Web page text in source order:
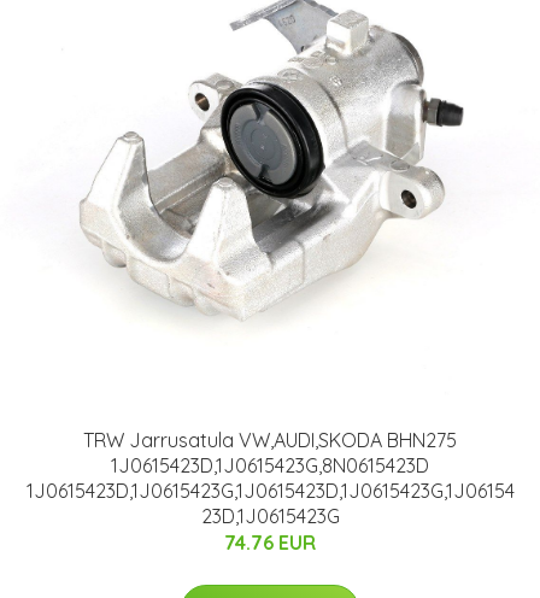
TRW Jarrusatula VW,AUDI,SKODA BHN275
1J0615423D,1J0615423G,8N0615423D
1J0615423D,1J0615423G,1J0615423D,1J0615423G,1J06154
23D,1J0615423G
74.76 EUR